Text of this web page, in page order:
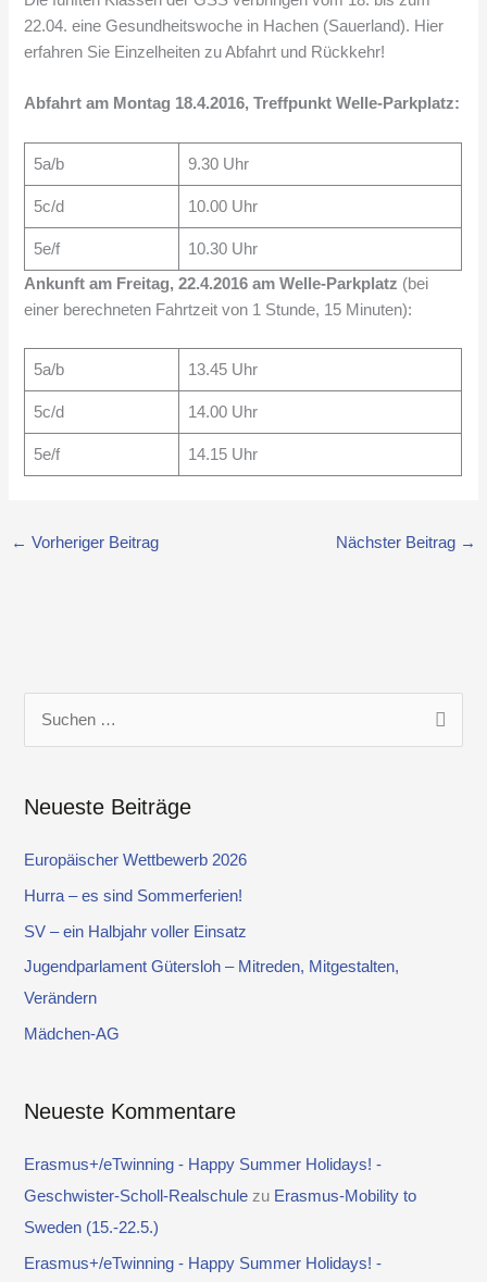
22.04. eine Gesundheitswoche in Hachen (Sauerland). Hier
erfahren Sie Einzelheiten zu Abfahrt und Rückkehr!
Abfahrt am Montag 18.4.2016, Treffpunkt Welle-Parkplatz:
5a/b 9.30 Uhr
5c/d 10.00 Uhr
5e/f
10.30 Uhr
Ankunft am Freitag, 22.4.2016 am Welle-Parkplatz (bei
einer berechneten Fahrtzeit von 1 Stunde, 15 Minuten):
5a/b 13.45 Uhr
5c/d 14.00 Uhr
5e/f 14.15 Uhr
← Vorheriger Beitrag Nächster Beitrag →
h
e
c
h
:
Neueste Beiträge
Europäischer Wettbewerb 2026
Hurra – es sind Sommerferien!
SV – ein Halbjahr voller Einsatz
Jugendparlament Gütersloh – Mitreden, Mitgestalten,
Verändern
Mädchen-AG
Neueste Kommentare
Erasmus+/eTwinning - Happy Summer Holidays! -
Geschwister-Scholl-Realschule zu Erasmus-Mobility to
Sweden (15.-22.5.)
Erasmus+/eTwinning - Happy Summer Holidays! -